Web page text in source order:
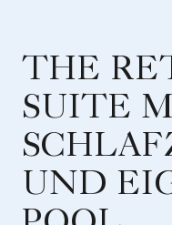
THE
SUITE
UND